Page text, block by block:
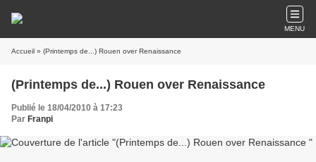
MENU
Accueil » (Printemps de...) Rouen over Renaissance
(Printemps de...) Rouen over Renaissance
Publié le 18/04/2010 à 17:23
Par Franpi